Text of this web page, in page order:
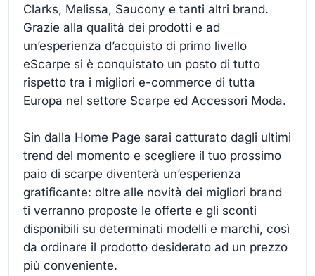
Clarks, Melissa, Saucony e tanti altri brand.
Grazie alla qualità dei prodotti e ad
un’esperienza d’acquisto di primo livello
eScarpe si è conquistato un posto di tutto
rispetto tra i migliori e-commerce di tutta
Europa nel settore Scarpe ed Accessori Moda.
Sin dalla Home Page sarai catturato dagli ultimi
trend del momento e scegliere il tuo prossimo
paio di scarpe diventerà un’esperienza
gratificante: oltre alle novità dei migliori brand
ti verranno proposte le offerte e gli sconti
disponibili su determinati modelli e marchi, così
da ordinare il prodotto desiderato ad un prezzo
più conveniente.